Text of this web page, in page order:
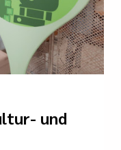
und